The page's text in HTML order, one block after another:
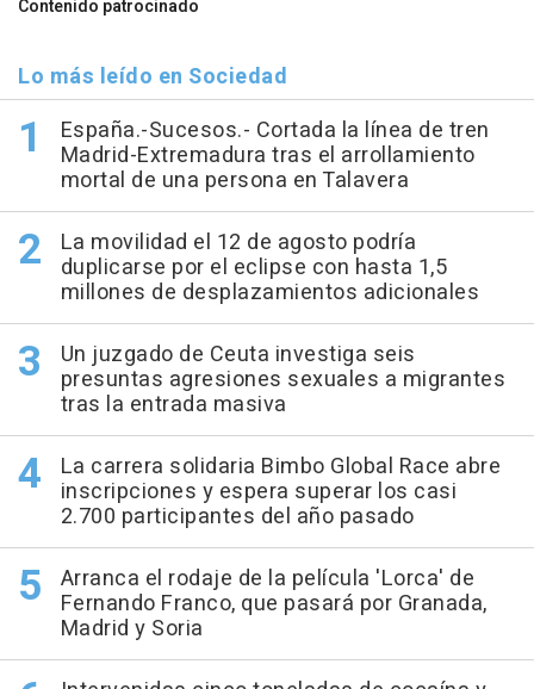
Contenido patrocinado
Lo más leído en Sociedad
España.-Sucesos.- Cortada la línea de tren
Madrid-Extremadura tras el arrollamiento
mortal de una persona en Talavera
La movilidad el 12 de agosto podría
duplicarse por el eclipse con hasta 1,5
millones de desplazamientos adicionales
Un juzgado de Ceuta investiga seis
presuntas agresiones sexuales a migrantes
tras la entrada masiva
La carrera solidaria Bimbo Global Race abre
inscripciones y espera superar los casi
2.700 participantes del año pasado
Arranca el rodaje de la película 'Lorca' de
Fernando Franco, que pasará por Granada,
Madrid y Soria